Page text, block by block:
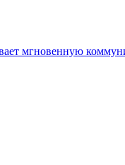
мгновенную